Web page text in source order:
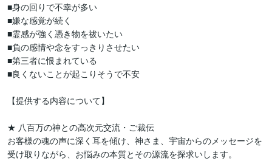
■身の回りで不幸が多い
■嫌な感覚が続く
■霊感が強く憑き物を祓いたい
■負の感情や念をすっきりさせたい
■第三者に恨まれている
■良くないことが起こりそうで不安
【提供する内容について】
★ 八百万の神との高次元交流・ご裁伝
お客様の魂の声に深く耳を傾け、神さま、宇宙からのメッセージを
受け取りながら、お悩みの本質とその源流を探求いします。